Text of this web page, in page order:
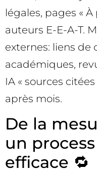
légales, pages «
auteurs E-E-A-T.
externes: liens de
académiques,
IA « sources
après mois.
De la
un
efficace 🔁